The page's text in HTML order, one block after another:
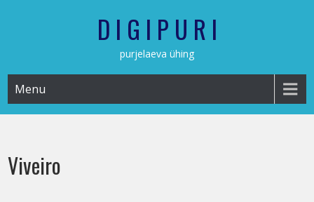
D I G I P U R I
purjelaeva ühing
Menu
Viveiro